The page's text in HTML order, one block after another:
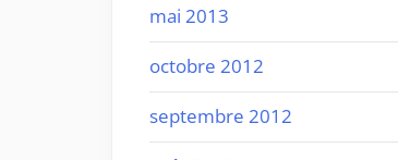
mai 2013
octobre 2012
septembre 2012